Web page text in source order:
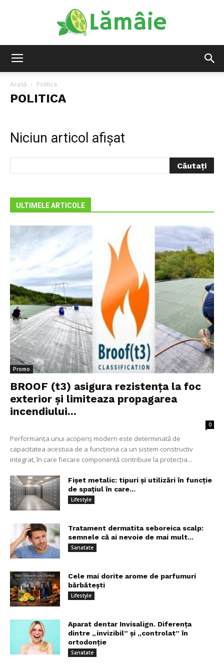
Acasă Politica
POLITICA
Niciun articol afișat
ULTIMELE ARTICOLE
Promo
BROOF (t3) asigura rezistența la foc
exterior și limiteaza propagarea
incendiului...
0
Performanța unui acoperiș modern este determinată de
capacitatea acestuia de a funcționa ca un sistem constructiv
integrat, în care fiecare componentă contribuie la protecția...
Fișet metalic: tipuri și utilizări în funcție
de spațiul în care...
Lifestyle
Tratament dermatita seboreica scalp:
semnele că ai nevoie de mai mult...
Sanatate
Cele mai dorite arome de parfumuri
bărbătești
Lifestyle
Aparat dentar Invisalign. Diferența
dintre „invizibil” și „controlat” în
ortodonție
Sanatate